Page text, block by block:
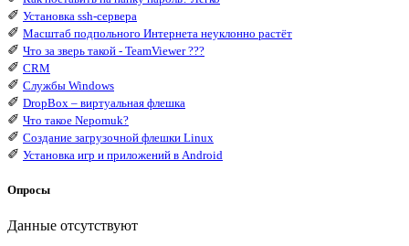
✐ Установка ssh-сервера
✐ Масштаб подпольного Интернета неуклонно растёт
✐ Что за зверь такой - TeamViewer ???
✐ CRM
✐ Службы Windows
✐ DropBox – виртуальная флешка
✐ Что такое Nepomuk?
✐ Создание загрузочной флешки Linux
✐ Установка игр и приложений в Android
Опросы
Данные отсутствуют